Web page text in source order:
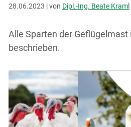
28.06.2023 | von Dipl.-Ing. Beate Kraml
Alle Sparten der Geflügelmast
beschrieben.